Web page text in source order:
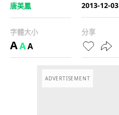
唐美鳳
2013-12-03
字體大小
AAA
分享
ADVERTISEMENT